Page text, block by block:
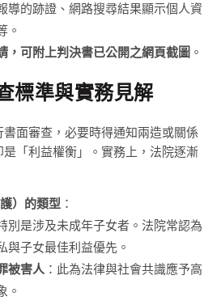
導的跡證、網路搜尋結果顯示個人資
。
，可附上判決書已公開之網頁截圖 。
標準與實務見解
面審查，必要時得通知兩造或關係
「利益權衡」。實務上，法院逐漸
）的類型 ：
別是涉及未成年子女者。法院常認為
與子女最佳利益優先。
被害人 ：此為法律與社會共識應予高
。